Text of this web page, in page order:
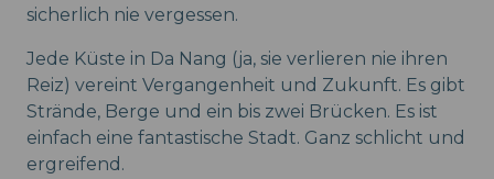
sicherlich nie vergessen.
Jede Küste in Da Nang (ja, sie verlieren nie ihren
Reiz) vereint Vergangenheit und Zukunft. Es gibt
Strände, Berge und ein bis zwei Brücken. Es ist
einfach eine fantastische Stadt. Ganz schlicht und
ergreifend.